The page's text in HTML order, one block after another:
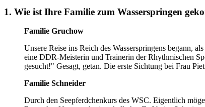
1. Wie ist Ihre Familie zum Wasserspringen
Familie Gruchow
Unsere Reise ins Reich des Wasserspringens begann,
eine DDR-Meisterin und Trainerin der Rhythmischen
gesucht!" Gesagt, getan. Die erste Sichtung bei Frau
Familie Schneider
Durch den Seepferdchenkurs des WSC. Eigentlich